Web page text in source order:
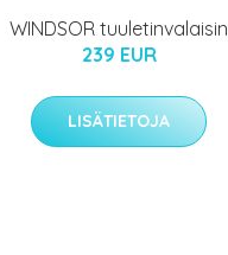
WINDSOR tuuletinvalaisin
239 EUR
LISÄTIETOJA